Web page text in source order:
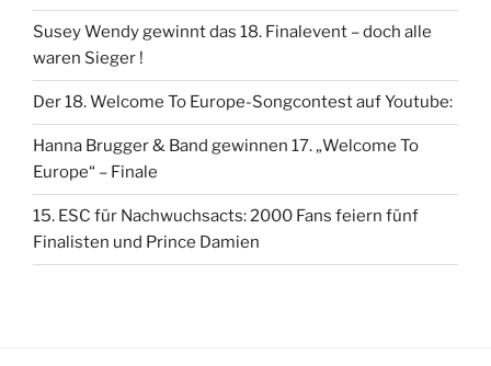
Susey Wendy gewinnt das 18. Finalevent – doch alle
waren Sieger !
Der 18. Welcome To Europe-Songcontest auf Youtube:
Hanna Brugger & Band gewinnen 17. „Welcome To
Europe“ – Finale
15. ESC für Nachwuchsacts: 2000 Fans feiern fünf
Finalisten und Prince Damien